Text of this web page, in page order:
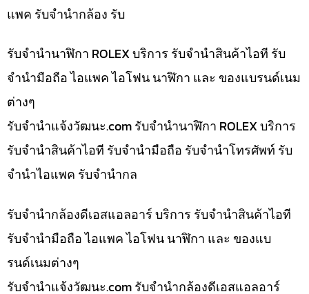
แพค รับจำนำกล้อง รับ
รับจำนำนาฬิกา ROLEX บริการ รับจำนำสินค้าไอที รับ
จำนำมือถือ ไอแพค ไอโฟน นาฬิกา และ ของแบรนด์เนม
ต่างๆ
รับจํานําแจ้งวัฒนะ.com รับจำนำนาฬิกา ROLEX บริการ
รับจำนำสินค้าไอที รับจำนำมือถือ รับจำนำโทรศัพท์ รับ
จำนำไอแพค รับจำนำกล
รับจำนำกล้องดีเอสแอลอาร์ บริการ รับจำนำสินค้าไอที
รับจำนำมือถือ ไอแพค ไอโฟน นาฬิกา และ ของแบ
รนด์เนมต่างๆ
รับจํานําแจ้งวัฒนะ.com รับจำนำกล้องดีเอสแอลอาร์